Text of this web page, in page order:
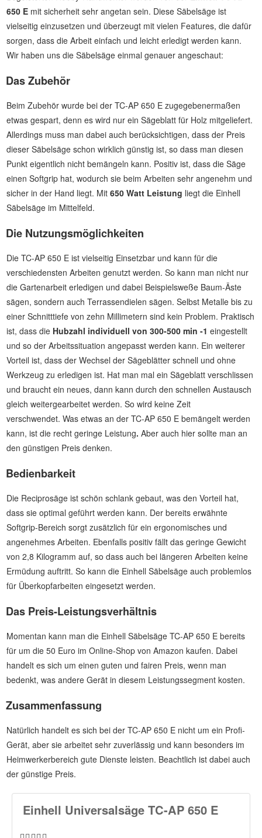
650 E mit sicherheit sehr angetan sein. Diese Säbelsäge ist
vielseitig einzusetzen und überzeugt mit vielen Features, die dafür
sorgen, dass die Arbeit einfach und leicht erledigt werden kann.
Wir haben uns die Säbelsäge einmal genauer angeschaut:
Das Zubehör
Beim Zubehör wurde bei der TC-AP 650 E zugegebenermaßen
etwas gespart, denn es wird nur ein Sägeblatt für Holz mitgeliefert.
Allerdings muss man dabei auch berücksichtigen, dass der Preis
dieser Säbelsäge schon wirklich günstig ist, so dass man diesen
Punkt eigentlich nicht bemängeln kann. Positiv ist, dass die Säge
einen Softgrip hat, wodurch sie beim Arbeiten sehr angenehm und
sicher in der Hand liegt. Mit 650 Watt Leistung liegt die Einhell
Säbelsäge im Mittelfeld.
Die Nutzungsmöglichkeiten
Die TC-AP 650 E ist vielseitig Einsetzbar und kann für die
verschiedensten Arbeiten genutzt werden. So kann man nicht nur
die Gartenarbeit erledigen und dabei Beispielsweße Baum-Äste
sägen, sondern auch Terrassendielen sägen. Selbst Metalle bis zu
einer Schnitttiefe von zehn Millimetern sind kein Problem. Praktisch
ist, dass die Hubzahl individuell von 300-500 min -1 eingestellt
und so der Arbeitssituation angepasst werden kann. Ein weiterer
Vorteil ist, dass der Wechsel der Sägeblätter schnell und ohne
Werkzeug zu erledigen ist. Hat man mal ein Sägeblatt verschlissen
und braucht ein neues, dann kann durch den schnellen Austausch
gleich weitergearbeitet werden. So wird keine Zeit
verschwendet. Was etwas an der TC-AP 650 E bemängelt werden
kann, ist die recht geringe Leistung. Aber auch hier sollte man an
den günstigen Preis denken.
Bedienbarkeit
Die Reciprosäge ist schön schlank gebaut, was den Vorteil hat,
dass sie optimal geführt werden kann. Der bereits erwähnte
Softgrip-Bereich sorgt zusätzlich für ein ergonomisches und
angenehmes Arbeiten. Ebenfalls positiv fällt das geringe Gewicht
von 2,8 Kilogramm auf, so dass auch bei längeren Arbeiten keine
Ermüdung auftritt. So kann die Einhell Säbelsäge auch problemlos
für Überkopfarbeiten eingesetzt werden.
Das Preis-Leistungsverhältnis
Momentan kann man die Einhell Säbelsäge TC-AP 650 E bereits
für um die 50 Euro im Online-Shop von Amazon kaufen. Dabei
handelt es sich um einen guten und fairen Preis, wenn man
bedenkt, was andere Gerät in diesem Leistungssegment kosten.
Zusammenfassung
Natürlich handelt es sich bei der TC-AP 650 E nicht um ein Profi-
Gerät, aber sie arbeitet sehr zuverlässig und kann besonders im
Heimwerkerbereich gute Dienste leisten. Beachtlich ist dabei auch
der günstige Preis.
Einhell Universalsäge TC-AP 650 E